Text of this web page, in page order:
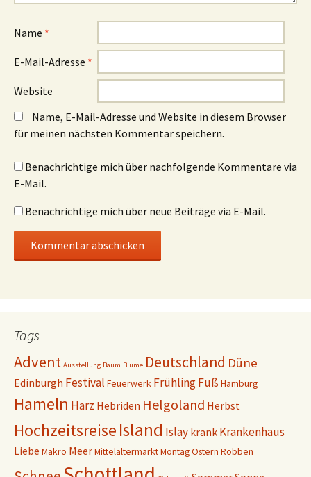
e
t
e
e
f
n
t
)
e
e
t
)
Name *
E-Mail-Adresse *
Website
Name, E-Mail-Adresse und Website in diesem Browser
für meinen nächsten Kommentar speichern.
Benachrichtige mich über nachfolgende Kommentare via
E-Mail.
Benachrichtige mich über neue Beiträge via E-Mail.
Tags
Advent Ausstellung Baum Blume Deutschland Düne
Edinburgh Festival Feuerwerk FrühlingFuß Hamburg
Hameln Harz Hebriden Helgoland Herbst
HochzeitsreiseIsland Islay krank Krankenhaus
Liebe Makro MeerMittelaltermarktMontagOstern Robben